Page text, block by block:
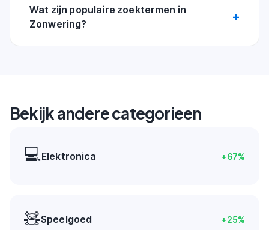
Wat zijn populaire zoektermen in
Zonwering?
Bekijk andere categorieen
💻Elektronica +67%
🧸Speelgoed +25%